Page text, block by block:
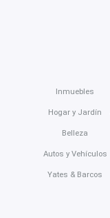
Inmuebles
Hogar y Jardín
Belleza
Autos y Vehículos
Yates & Barcos